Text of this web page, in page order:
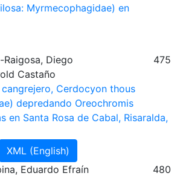
Myrmecophagidae) en
Diego
Castaño
475
Cerdocyon thous
depredando Oreochromis
en Santa Rosa de Cabal, Risaralda,
XML (English)
Eduardo Efraín
480